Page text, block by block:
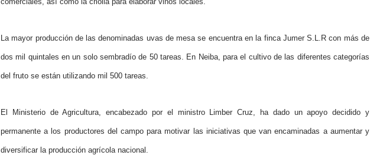
La mayor producción de las denominadas uvas de mesa se encuentra en la finca Jumer S.L.R con más de
dos mil quintales en un solo sembradío de 50 tareas. En Neiba, para el cultivo de las diferentes categorías
del fruto se están utilizando mil 500 tareas.
El Ministerio de Agricultura, encabezado por el ministro Limber Cruz, ha dado un apoyo decidido y
permanente a los productores del campo para motivar las iniciativas que van encaminadas a aumentar y
diversificar la producción agrícola nacional.